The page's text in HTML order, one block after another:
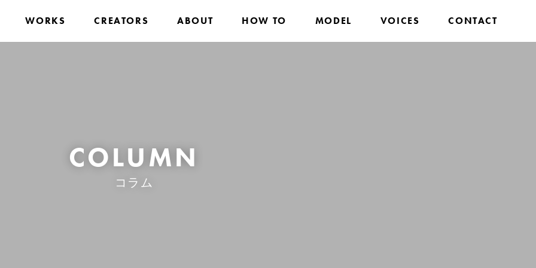
WORKS CREATORS ABOUT HOW TO MODEL VOICES CONTACT
COLUMN
コラム